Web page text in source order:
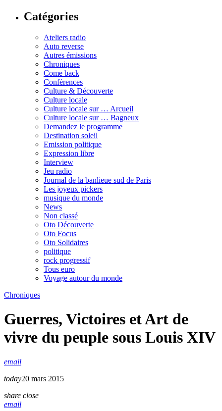
Catégories
Ateliers radio
Auto reverse
Autres émissions
Chroniques
Come back
Conférences
Culture & Découverte
Culture locale
Culture locale sur … Arcueil
Culture locale sur … Bagneux
Demandez le programme
Destination soleil
Emission politique
Expression libre
Interview
Jeu radio
Journal de la banlieue sud de Paris
Les joyeux pickers
musique du monde
News
Non classé
Oto Découverte
Oto Focus
Oto Solidaires
politique
rock progressif
Tous euro
Voyage autour du monde
Chroniques
Guerres, Victoires et Art de
vivre du peuple sous Louis XIV
email
today20 mars 2015
share close
email